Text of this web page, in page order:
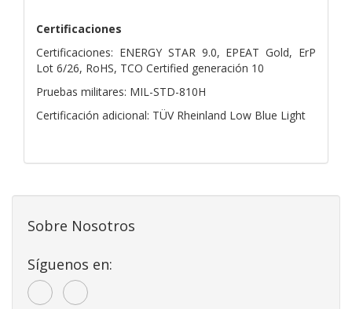
Certificaciones
Certificaciones: ENERGY STAR 9.0, EPEAT Gold, ErP
Lot 6/26, RoHS, TCO Certified generación 10
Pruebas militares: MIL-STD-810H
Certificación adicional: TÜV Rheinland Low Blue Light
Sobre Nosotros
Síguenos en: